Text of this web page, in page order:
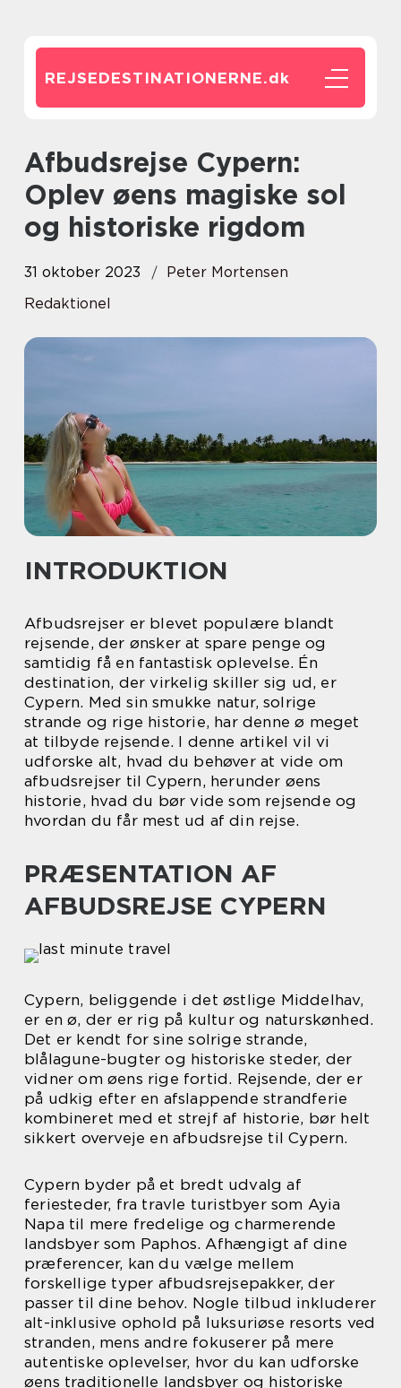
REJSEDESTINATIONERNE.dk
Afbudsrejse Cypern:
Oplev øens magiske sol
og historiske rigdom
31 oktober 2023
Peter Mortensen
Redaktionel
INTRODUKTION
Afbudsrejser er blevet populære blandt
rejsende, der ønsker at spare penge og
samtidig få en fantastisk oplevelse. Én
destination, der virkelig skiller sig ud, er
Cypern. Med sin smukke natur, solrige
strande og rige historie, har denne ø meget
at tilbyde rejsende. I denne artikel vil vi
udforske alt, hvad du behøver at vide om
afbudsrejser til Cypern, herunder øens
historie, hvad du bør vide som rejsende og
hvordan du får mest ud af din rejse.
PRÆSENTATION AF
AFBUDSREJSE CYPERN
Cypern, beliggende i det østlige Middelhav,
er en ø, der er rig på kultur og naturskønhed.
Det er kendt for sine solrige strande,
blålagune-bugter og historiske steder, der
vidner om øens rige fortid. Rejsende, der er
på udkig efter en afslappende strandferie
kombineret med et strejf af historie, bør helt
sikkert overveje en afbudsrejse til Cypern.
Cypern byder på et bredt udvalg af
feriesteder, fra travle turistbyer som Ayia
Napa til mere fredelige og charmerende
landsbyer som Paphos. Afhængigt af dine
præferencer, kan du vælge mellem
forskellige typer afbudsrejsepakker, der
passer til dine behov. Nogle tilbud inkluderer
alt-inklusive ophold på luksuriøse resorts ved
stranden, mens andre fokuserer på mere
autentiske oplevelser, hvor du kan udforske
øens traditionelle landsbyer og historiske